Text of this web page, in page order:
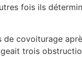
fois ils
covoiturage
trois